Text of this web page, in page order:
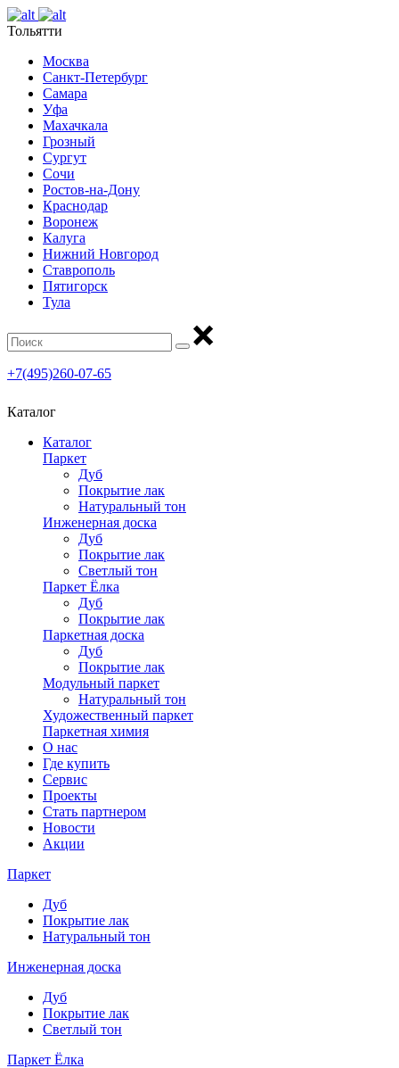
Тольятти
Москва
Санкт-Петербург
Самара
Уфа
Махачкала
Грозный
Сургут
Сочи
Ростов-на-Дону
Краснодар
Воронеж
Калуга
Нижний Новгород
Ставрополь
Пятигорск
Тула
+7(495)260-07-65
Каталог
Каталог
Паркет
Дуб
Покрытие лак
Натуральный тон
Инженерная доска
Дуб
Покрытие лак
Светлый тон
Паркет Ёлка
Дуб
Покрытие лак
Паркетная доска
Дуб
Покрытие лак
Модульный паркет
Натуральный тон
Художественный паркет
Паркетная химия
О нас
Где купить
Сервис
Проекты
Стать партнером
Новости
Акции
Паркет
Дуб
Покрытие лак
Натуральный тон
Инженерная доска
Дуб
Покрытие лак
Светлый тон
Паркет Ёлка